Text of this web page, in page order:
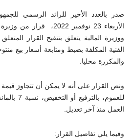
صدر بالعدد الأخير للرائد الرسمي
الأربعاء 23 نوفمبر 2022،
ووزيرة المالية يتعلق بتنقيح القرار
الفنية المكلفة بضبط ومتابعة أسعار بيع
والمكررة محليا.
ونص القرار على أنه لا يمكن أن تتجاوز قيمة
للعموم،
العمل منذ آخر تعديل.
وفيما يلي تفاصيل القرار: